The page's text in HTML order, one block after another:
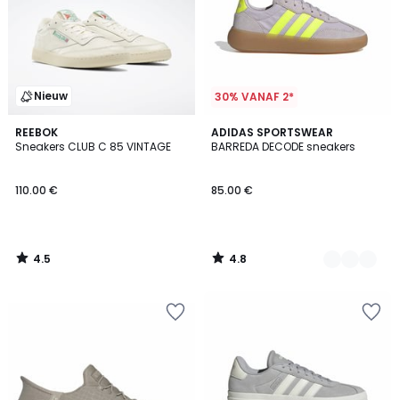
Nieuw
REEBOK
Sneakers CLUB C 85 VINTAGE
110.00 €
4.5
/ 5
4.5
/
30% VANAF 2*
ADIDAS SPORTSWEAR
BARREDA DECODE sneakers
85.00 €
4.8
/ 5
3
Kleuren
4.8
/